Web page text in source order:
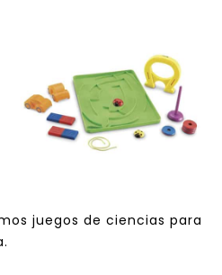
juegos de ciencias para